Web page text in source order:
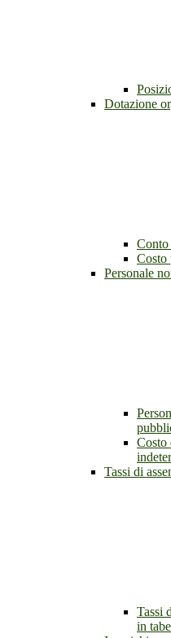
Dotazione
Conto
Costo
Personale
Costo
Tassi di
Tassi
in